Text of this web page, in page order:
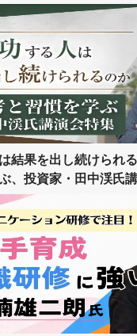
結果を出し続けられ
、投資家・田中渓氏